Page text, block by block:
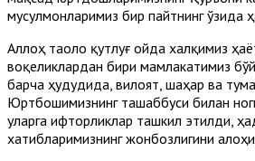
мусулмонларимиз бир пайтнинг ўзида
Аллоҳ таоло қутлуғ ойда халқимиз
воқеликлардан бири мамлакатимиз
барча ҳудудида, вилоят, шаҳар ва
Юртбошимизнинг ташаббуси билан
уларга ифторликлар ташкил этилди,
хатибларимизнинг жонбозлигини